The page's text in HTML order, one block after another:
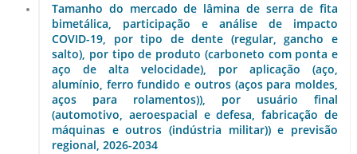
Tamanho do mercado de lâmina de serra de fita
bimetálica, participação e análise de impacto
COVID-19, por tipo de dente (regular, gancho e
salto), por tipo de produto (carboneto com ponta e
aço de alta velocidade), por aplicação (aço,
alumínio, ferro fundido e outros (aços para moldes,
aços para rolamentos)), por usuário final
(automotivo, aeroespacial e defesa, fabricação de
máquinas e outros (indústria militar)) e previsão
regional, 2026-2034